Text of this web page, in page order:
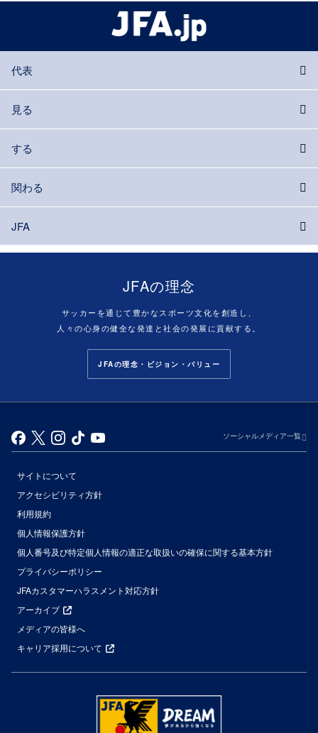
代表
見る
する
関わる
JFA
JFAの理念
サッカーを通じて豊かなスポーツ文化を創造し、
人々の心身の健全な発達と社会の発展に貢献する。
JFAの理念・ビジョン・バリュー
ソーシャルメディア一覧
サイトについて
アクセシビリティ方針
利用規約
個人情報保護方針
個人番号及び特定個人情報の適正な取扱いの確保に関する基本方針
プライバシーポリシー
JFAカスタマーハラスメント対応方針
アーカイブ
メディアの皆様へ
キャリア採用について